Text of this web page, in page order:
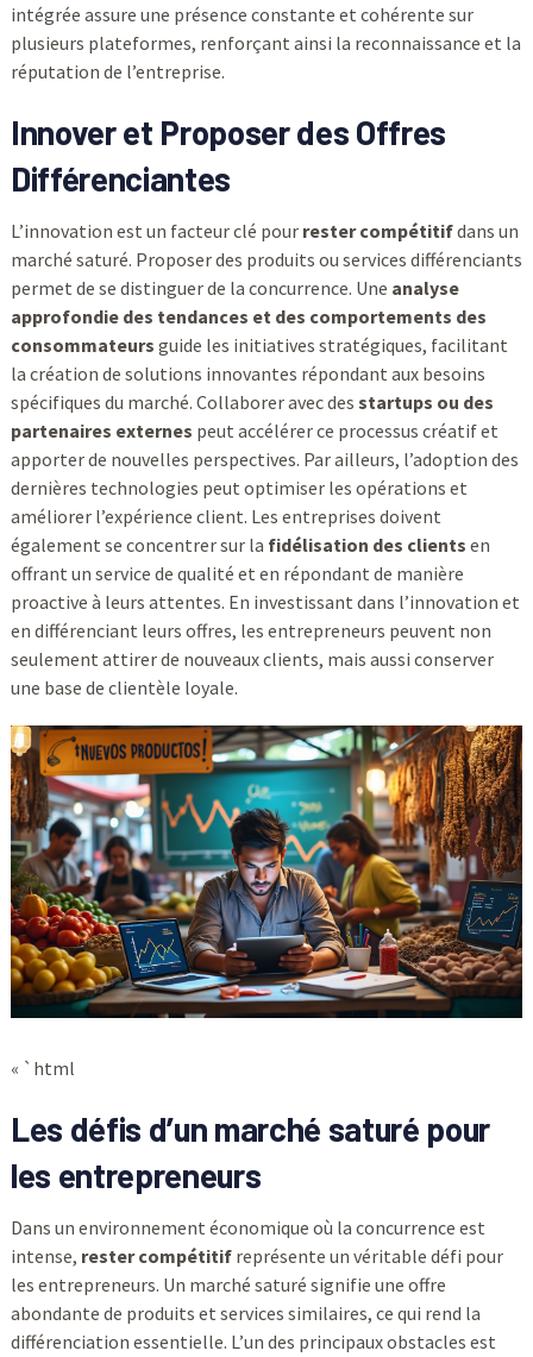
intégrée assure une présence constante et cohérente sur
plusieurs plateformes, renforçant ainsi la reconnaissance et la
réputation de l’entreprise.
Innover et Proposer des Offres
Différenciantes
L’innovation est un facteur clé pour rester compétitifdans un
marché saturé. Proposer des produits ou services différenciants
permet de se distinguer de la concurrence. Une analyse
approfondie des tendances et des comportements des
consommateurs guide les initiatives stratégiques, facilitant
la création de solutions innovantes répondant aux besoins
spécifiques du marché. Collaborer avec des startups ou des
partenaires externes peut accélérer ce processus créatif et
apporter de nouvelles perspectives. Par ailleurs, l’adoption des
dernières technologies peut optimiser les opérations et
améliorer l’expérience client. Les entreprises doivent
également se concentrer sur la fidélisation des clients en
offrant un service de qualité et en répondant de manière
proactive à leurs attentes. En investissant dans l’innovation et
en différenciant leurs offres, les entrepreneurs peuvent non
seulement attirer de nouveaux clients, mais aussi conserver
une base de clientèle loyale.
« `html
Les défis d’un marché saturé pour
les entrepreneurs
Dans un environnement économique où la concurrence est
intense, rester compétitifreprésente un véritable défi pour
les entrepreneurs. Un marché saturé signifie une offre
abondante de produits et services similaires, ce qui rend la
différenciation essentielle. L’un des principaux obstacles est